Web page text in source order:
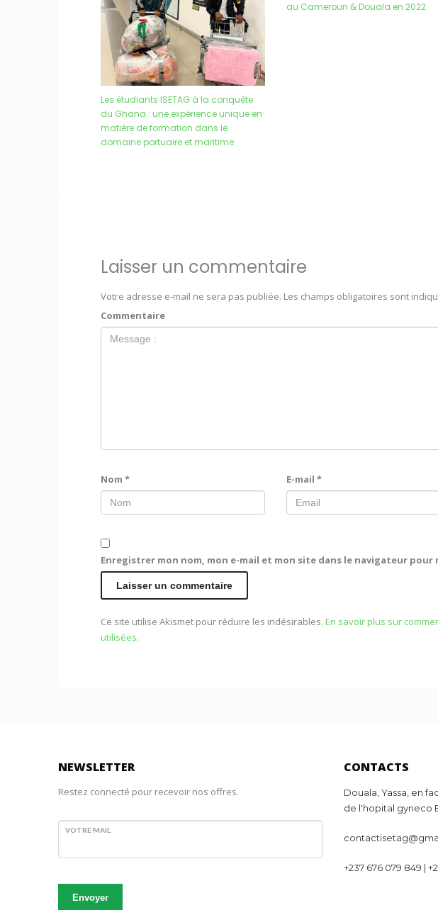
Les étudiants ISETAG à la conquête
du Ghana : une expérience unique en
matière de formation dans le
domaine portuaire et maritime
au Cameroun & Douala en 2022
Laisser un commentaire
Votre adresse e-mail ne sera pas publiée. Les champs obligatoires sont
Commentaire
Nom * E-mail*
Enregistrer mon nom, mon e-mail et mon site dans le navigateur
Ce site utilise Akismet pour réduire les indésirables. En savoir plus sur
utilisées.
NEWSLETTER
Restez connecté pour recevoir nos offres.
VOTRE MAIL
Envoyer
CONTACTS
Douala, Yassa, en
de l'hopital gyneco
+237 676 079 849 |